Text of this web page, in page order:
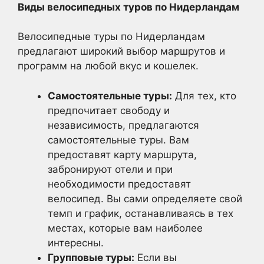
Виды велосипедных туров по Нидерландам
Велосипедные туры по Нидерландам
предлагают широкий выбор маршрутов и
программ на любой вкус и кошелек.
Самостоятельные туры: Для тех, кто
предпочитает свободу и
независимость, предлагаются
самостоятельные туры. Вам
предоставят карту маршрута,
забронируют отели и при
необходимости предоставят
велосипед. Вы сами определяете свой
темп и график, останавливаясь в тех
местах, которые вам наиболее
интересны.
Групповые туры: Если вы